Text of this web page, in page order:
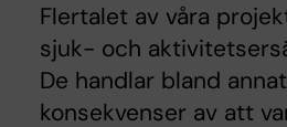
Flertalet av våra
sjuk- och
De handlar bland
konsekvenser av att